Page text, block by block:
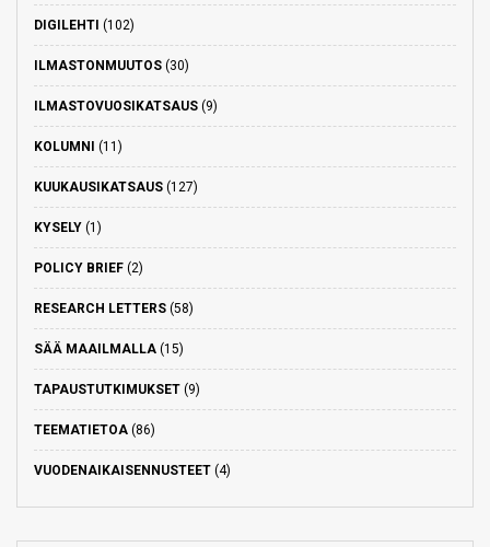
DIGILEHTI (102)
ILMASTONMUUTOS (30)
ILMASTOVUOSIKATSAUS (9)
KOLUMNI (11)
KUUKAUSIKATSAUS (127)
KYSELY (1)
POLICY BRIEF (2)
RESEARCH LETTERS (58)
SÄÄ MAAILMALLA (15)
TAPAUSTUTKIMUKSET (9)
TEEMATIETOA (86)
VUODENAIKAISENNUSTEET (4)